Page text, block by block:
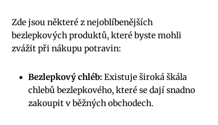
Zde jsou některé z nejoblíbenějších
bezlepkových produktů, které byste mohli
zvážit při nákupu potravin:
Bezlepkový chléb: Existuje široká škála
chlebů bezlepkového, které se dají snadno
zakoupit v běžných obchodech.